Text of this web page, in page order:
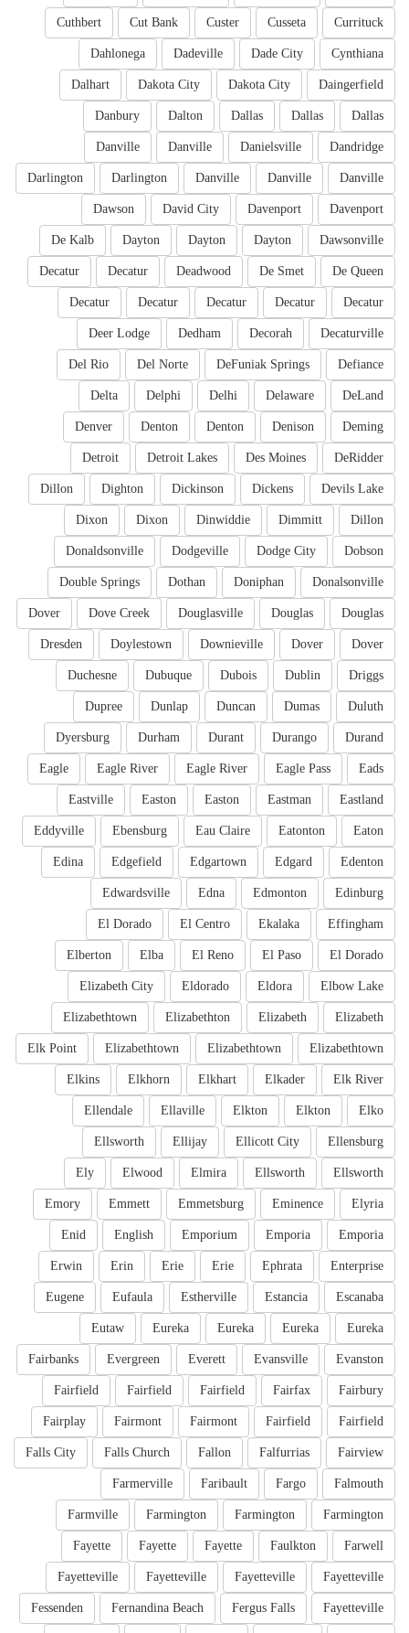
Currituck
Cusseta
Custer
Cut Bank
Cuthbert
Cynthiana
Dade City
Dadeville
Dahlonega
Daingerfield
Dakota City
Dakota City
Dalhart
Dallas
Dallas
Dallas
Dalton
Danbury
Dandridge
Danielsville
Danville
Danville
Danville
Danville
Danville
Darlington
Darlington
Davenport
Davenport
David City
Dawson
Dawsonville
Dayton
Dayton
Dayton
De Kalb
De Queen
De Smet
Deadwood
Decatur
Decatur
Decatur
Decatur
Decatur
Decatur
Decatur
Decaturville
Decorah
Dedham
Deer Lodge
Defiance
DeFuniak Springs
Del Norte
Del Rio
DeLand
Delaware
Delhi
Delphi
Delta
Deming
Denison
Denton
Denton
Denver
DeRidder
Des Moines
Detroit Lakes
Detroit
Devils Lake
Dickens
Dickinson
Dighton
Dillon
Dillon
Dimmitt
Dinwiddie
Dixon
Dixon
Dobson
Dodge City
Dodgeville
Donaldsonville
Donalsonville
Doniphan
Dothan
Double Springs
Douglas
Douglas
Douglasville
Dove Creek
Dover
Dover
Dover
Downieville
Doylestown
Dresden
Driggs
Dublin
Dubois
Dubuque
Duchesne
Duluth
Dumas
Duncan
Dunlap
Dupree
Durand
Durango
Durant
Durham
Dyersburg
Eads
Eagle Pass
Eagle River
Eagle River
Eagle
Eastland
Eastman
Easton
Easton
Eastville
Eaton
Eatonton
Eau Claire
Ebensburg
Eddyville
Edenton
Edgard
Edgartown
Edgefield
Edina
Edinburg
Edmonton
Edna
Edwardsville
Effingham
Ekalaka
El Centro
El Dorado
El Dorado
El Paso
El Reno
Elba
Elberton
Elbow Lake
Eldora
Eldorado
Elizabeth City
Elizabeth
Elizabeth
Elizabethton
Elizabethtown
Elizabethtown
Elizabethtown
Elizabethtown
Elk Point
Elk River
Elkader
Elkhart
Elkhorn
Elkins
Elko
Elkton
Elkton
Ellaville
Ellendale
Ellensburg
Ellicott City
Ellijay
Ellsworth
Ellsworth
Ellsworth
Elmira
Elwood
Ely
Elyria
Eminence
Emmetsburg
Emmett
Emory
Emporia
Emporia
Emporium
English
Enid
Enterprise
Ephrata
Erie
Erie
Erin
Erwin
Escanaba
Estancia
Estherville
Eufaula
Eugene
Eureka
Eureka
Eureka
Eureka
Eutaw
Evanston
Evansville
Everett
Evergreen
Fairbanks
Fairbury
Fairfax
Fairfield
Fairfield
Fairfield
Fairfield
Fairfield
Fairmont
Fairmont
Fairplay
Fairview
Falfurrias
Fallon
Falls Church
Falls City
Falmouth
Fargo
Faribault
Farmerville
Farmington
Farmington
Farmington
Farmville
Farwell
Faulkton
Fayette
Fayette
Fayette
Fayetteville
Fayetteville
Fayetteville
Fayetteville
Fayetteville
Fergus Falls
Fernandina Beach
Fessenden